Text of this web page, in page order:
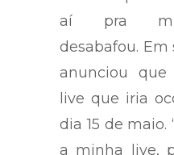
aí pra
desabafou.
anunciou
live que iria
dia 15 de maio.
a minha live,